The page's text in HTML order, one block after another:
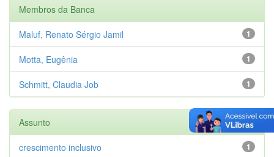
Membros da Banca
1
Maluf, Renato Sérgio Jamil
1
Motta, Eugênia
1
Schmitt, Claudia Job
Assunto
1
crescimento inclusivo